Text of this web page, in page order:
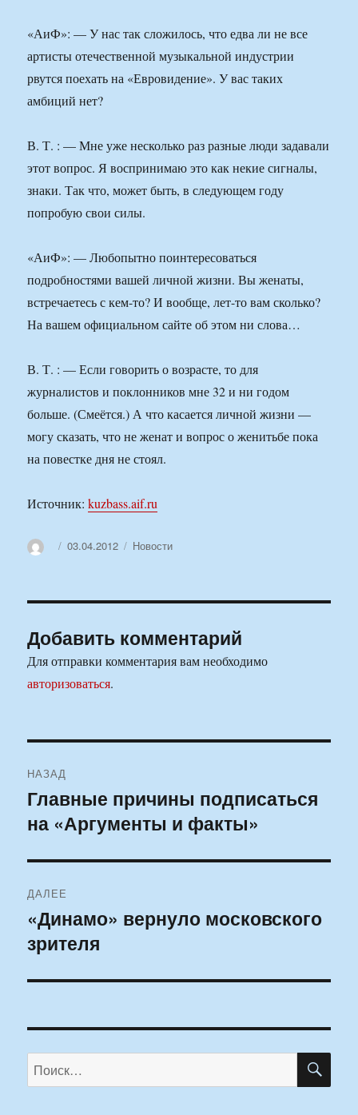
«АиФ»: — У нас так сложилось, что едва ли не все
артисты отечественной музыкальной индустрии
рвутся поехать на «Евровидение». У вас таких
амбиций нет?
В. Т. : — Мне уже несколько раз разные люди задавали
этот вопрос. Я воспринимаю это как некие сигналы,
знаки. Так что, может быть, в следующем году
попробую свои силы.
«АиФ»: — Любопытно поинтересоваться
подробностями вашей личной жизни. Вы женаты,
встречаетесь с кем-то? И вообще, лет-то вам сколько?
На вашем официальном сайте об этом ни слова…
В. Т. : — Если говорить о возрасте, то для
журналистов и поклонников мне 32 и ни годом
больше. (Смеётся.) А что касается личной жизни —
могу сказать, что не женат и вопрос о женитьбе пока
на повестке дня не стоял.
Источник:kuzbass.aif.ru
АвторОпубликовано
03.04.2012 Рубрики
Новости
Добавить комментарий
Для отправки комментария вам необходимо
авторизоваться.
по
записям
НАЗАД
Предыдущая
запись:
Главные причины подписаться
на «Аргументы и факты»
ДАЛЕЕ
Следующая
запись:
«Динамо» вернуло московского
зрителя
Искать: